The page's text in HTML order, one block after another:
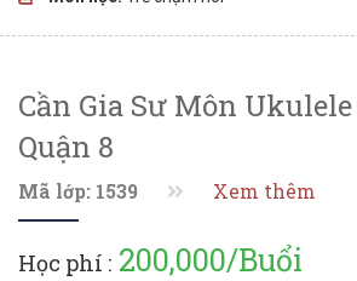
Cần Gia Sư Môn
Quận 8
Mã lớp: 1539 Xem thêm
Học phí : 200,000/Buổi